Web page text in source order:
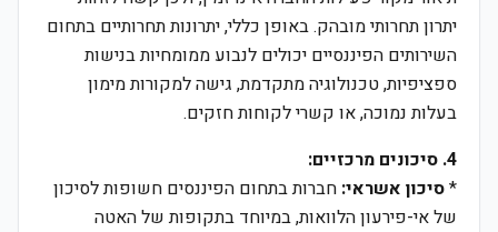
יתרון תחרותי מובהק. באופן כללי, יתרונות תחרותיים בתחום
השירותים הפיננסיים יכולים לנבוע ממומחיות בנישות
ספציפיות, טכנולוגיה מתקדמת, גישה למקורות מימון
בעלות נמוכה, או קשרי לקוחות חזקים.
4. סיכונים מרכזיים:
*סיכון אשראי: חברות בתחום הפיננסים חשופות לסיכון
של אי-פירעון הלוואות, במיוחד בתקופות של האטה